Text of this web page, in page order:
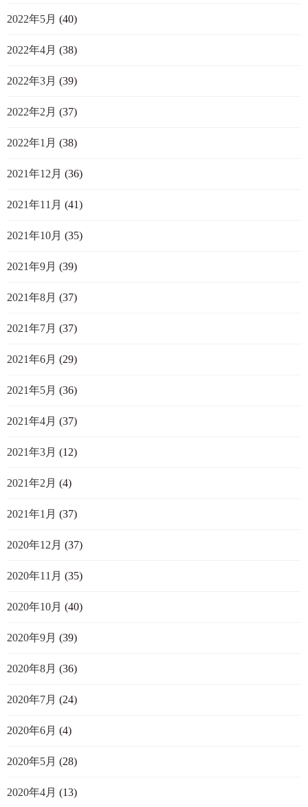
2022年5月 (40)
2022年4月 (38)
2022年3月 (39)
2022年2月 (37)
2022年1月 (38)
2021年12月 (36)
2021年11月 (41)
2021年10月 (35)
2021年9月 (39)
2021年8月 (37)
2021年7月 (37)
2021年6月 (29)
2021年5月 (36)
2021年4月 (37)
2021年3月 (12)
2021年2月 (4)
2021年1月 (37)
2020年12月 (37)
2020年11月 (35)
2020年10月 (40)
2020年9月 (39)
2020年8月 (36)
2020年7月 (24)
2020年6月 (4)
2020年5月 (28)
2020年4月 (13)